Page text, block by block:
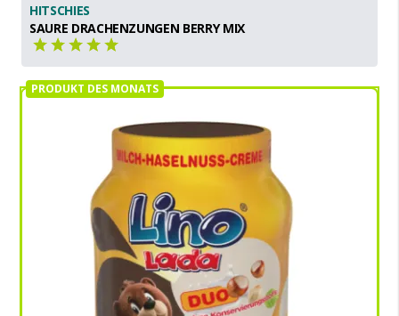
HITSCHIES
SAURE DRACHENZUNGEN BERRY MIX
PRODUKT DES MONATS